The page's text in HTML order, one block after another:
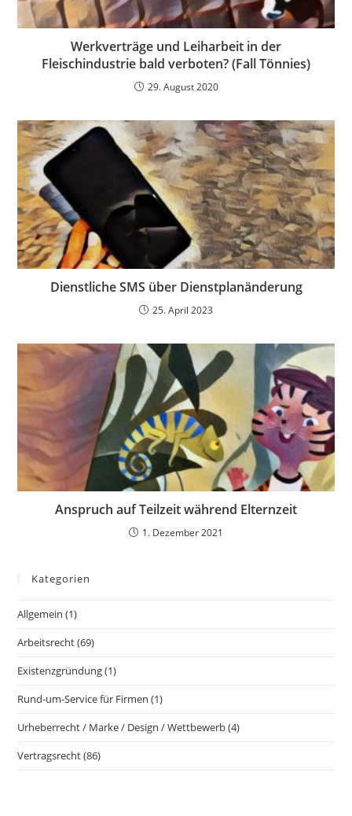
Werkverträge und Leiharbeit in der
Fleischindustrie bald verboten? (Fall Tönnies)
29. August 2020
Dienstliche SMS über Dienstplanänderung
25. April 2023
Anspruch auf Teilzeit während Elternzeit
1. Dezember 2021
Kategorien
Allgemein (1)
Arbeitsrecht(69)
Existenzgründung(1)
Rund-um-Service für Firmen (1)
Urheberrecht / Marke / Design / Wettbewerb(4)
Vertragsrecht(86)